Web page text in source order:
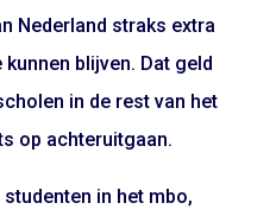
Nederland straks extra
blijven. Dat geld
in de rest van het
op achteruitgaan.
in het mbo,